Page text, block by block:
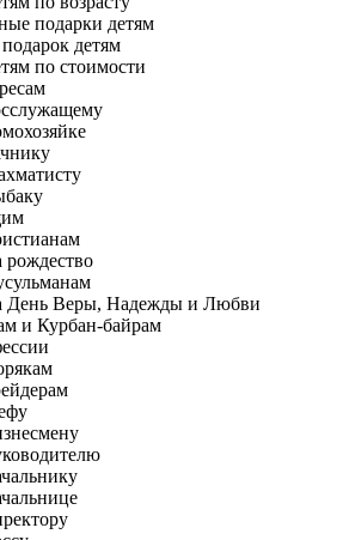
подарки детям
детям
по стоимости
День Веры, Надежды и Любви
и Курбан-байрам